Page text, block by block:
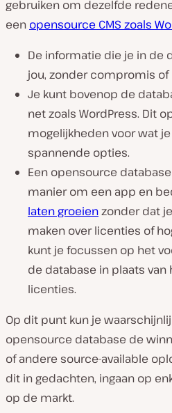
gebruiken om dezelfde
een opensource CMS zoals
De informatie die je in de
jou, zonder compromis of
Je kunt bovenop de
net zoals WordPress. Dit
mogelijkheden voor wat
spannende opties.
Een opensource
manier om een app en
laten groeienzonder dat
maken over licenties of
kunt je focussen op het
de database in plaats
licenties.
Op dit punt kun je
opensource database de
of andere source-available
dit in gedachten, ingaan op
op de markt.